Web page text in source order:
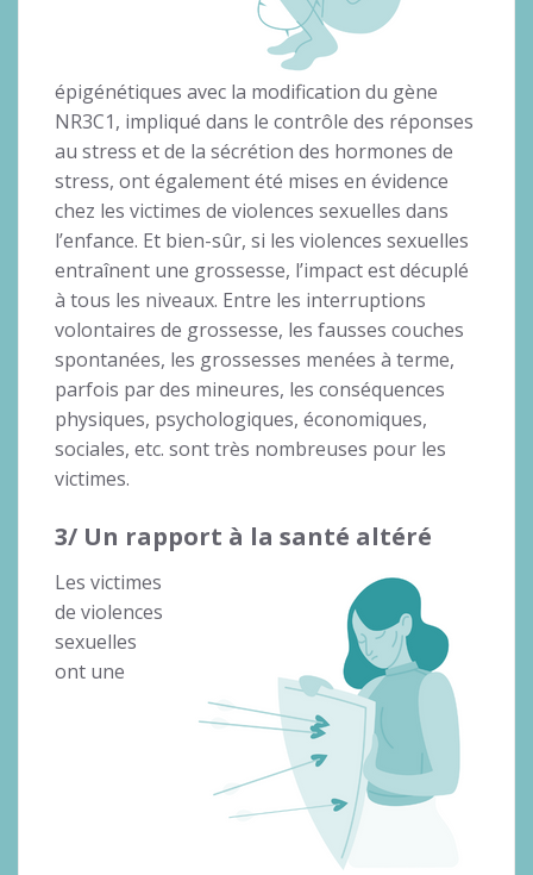
épigénétiques avec la modification du gène
NR3C1, impliqué dans le contrôle des réponses
au stress et de la sécrétion des hormones de
stress, ont également été mises en évidence
chez les victimes de violences sexuelles dans
l’enfance. Et bien-sûr, si les violences sexuelles
entraînent une grossesse, l’impact est décuplé
à tous les niveaux. Entre les interruptions
volontaires de grossesse, les fausses couches
spontanées, les grossesses menées à terme,
parfois par des mineures, les conséquences
physiques, psychologiques, économiques,
sociales, etc. sont très nombreuses pour les
victimes.
3/ Un rapport à la santé altéré
Les victimes
de violences
sexuelles
ont une